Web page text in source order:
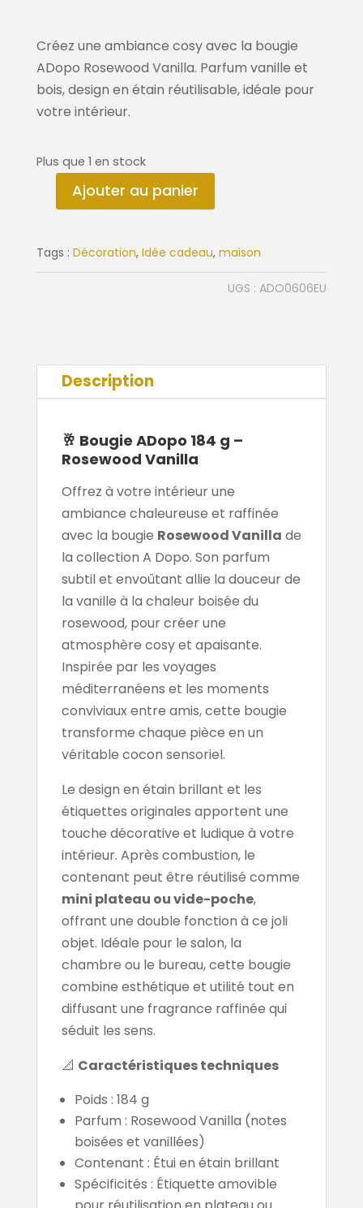
Créez une ambiance cosy avec la bougie
ADopo Rosewood Vanilla. Parfum vanille et
bois, design en étain réutilisable, idéale pour
votre intérieur.
Plus que 1 en stock
quantité
Bougie
Ajouter au panier
Tags : Décoration, Idée cadeau, maison
UGS :ADO0606EU
Description
🥂 Bougie ADopo 184 g –
Rosewood Vanilla
Offrez à votre intérieur une
ambiance chaleureuse et raffinée
avec la bougie Rosewood Vanilla de
la collection A Dopo. Son parfum
subtil et envoûtant allie la douceur de
la vanille à la chaleur boisée du
rosewood, pour créer une
atmosphère cosy et apaisante.
Inspirée par les voyages
méditerranéens et les moments
conviviaux entre amis, cette bougie
transforme chaque pièce en un
véritable cocon sensoriel.
Le design en étain brillant et les
étiquettes originales apportent une
touche décorative et ludique à votre
intérieur. Après combustion, le
contenant peut être réutilisé comme
mini plateau ou vide-poche,
offrant une double fonction à ce joli
objet. Idéale pour le salon, la
chambre ou le bureau, cette bougie
combine esthétique et utilité tout en
diffusant une fragrance raffinée qui
séduit les sens.
📐 Caractéristiques techniques
Poids : 184 g
Parfum : Rosewood Vanilla (notes
boisées et vanillées)
Contenant : Étui en étain brillant
Spécificités : Étiquette amovible